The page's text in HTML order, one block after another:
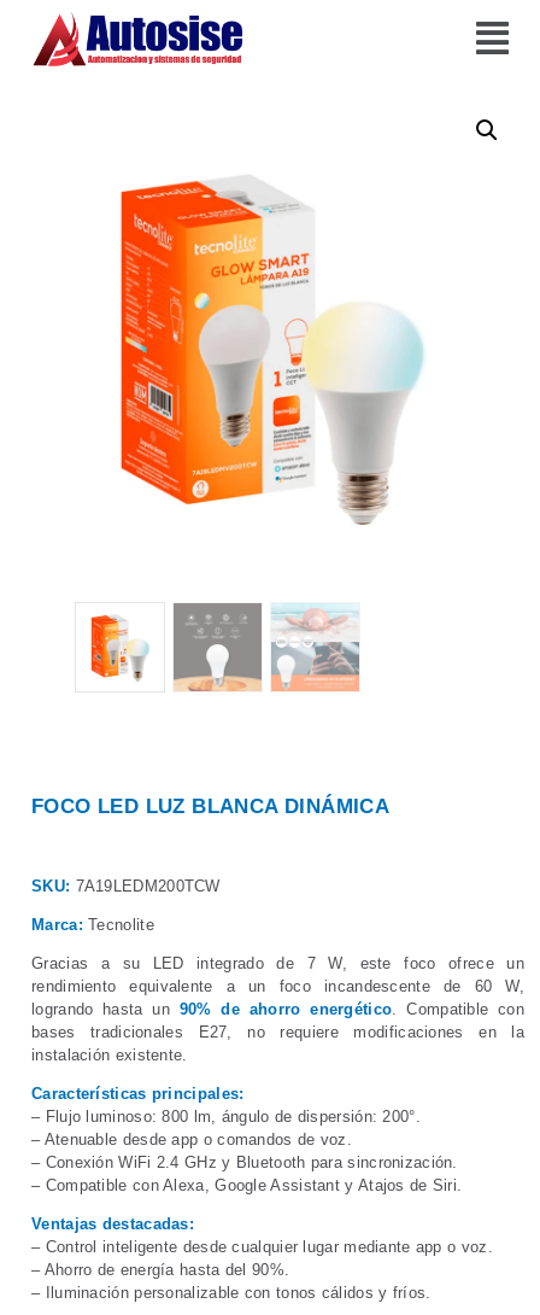
FOCO LED LUZ BLANCA DINÁMICA
SKU: 7A19LEDM200TCW
Marca:Tecnolite
Gracias a su LED integrado de 7 W, este foco ofrece un
rendimiento equivalente a un foco incandescente de 60 W,
logrando hasta un 90% de ahorro energético . Compatible con
bases tradicionales E27, no requiere modificaciones en la
instalación existente.
Características principales:
– Flujo luminoso: 800 lm, ángulo de dispersión: 200°.
– Atenuable desde app o comandos de voz.
– Conexión WiFi 2.4 GHz y Bluetooth para sincronización.
– Compatible con Alexa, Google Assistant y Atajos de Siri.
Ventajas destacadas:
– Control inteligente desde cualquier lugar mediante app o voz.
– Ahorro de energía hasta del 90%.
– Iluminación personalizable con tonos cálidos y fríos.